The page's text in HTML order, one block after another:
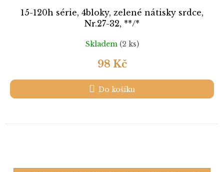
15-120h série, 4bloky, zelené nátisky srdce,
Nr.27-32, **/*
Skladem (2 ks)
98 Kč
Do košíku